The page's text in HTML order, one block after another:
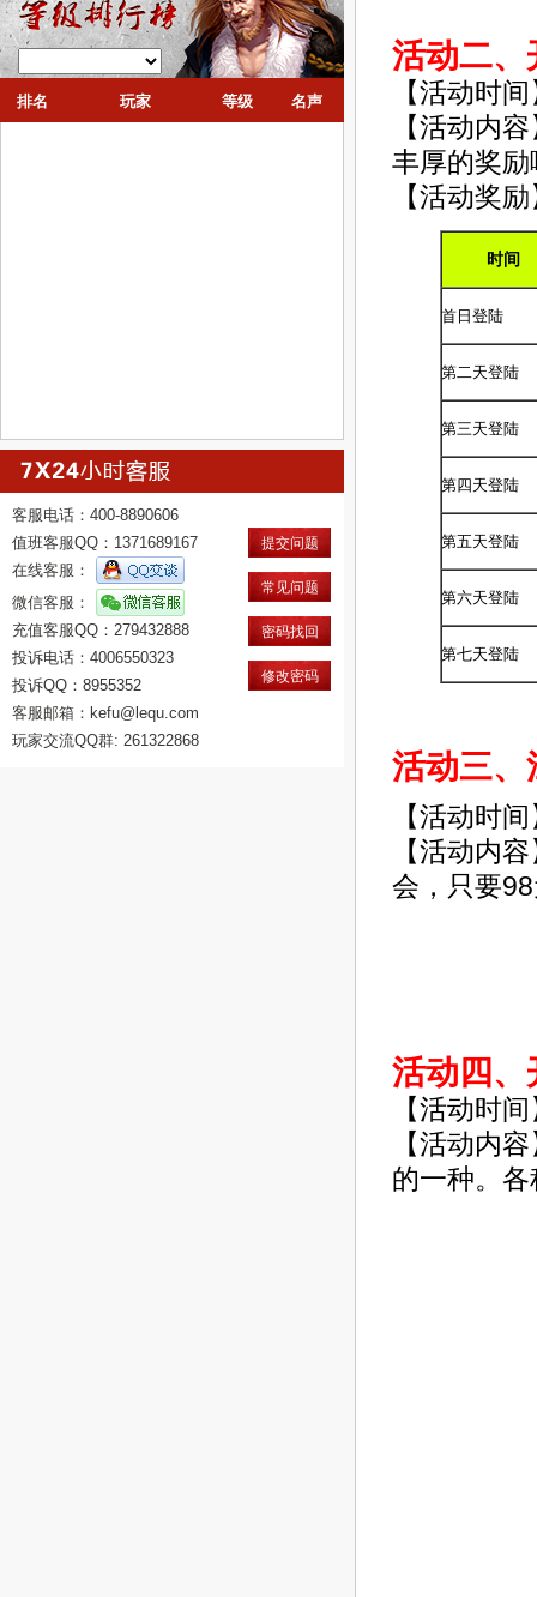
排名 玩家 等级 名声
客服电话：400-8890606
值班客服QQ：1371689167
在线客服：
微信客服：
充值客服QQ：279432888
投诉电话：4006550323
投诉QQ：8955352
客服邮箱：kefu@lequ.com
玩家交流QQ群: 261322868
提交问题
常见问题
密码找回
修改密码
活动二、
【活动时
【活动内
丰厚的奖
【活动奖
时间
首日登陆
第二天登陆
第三天登陆
第四天登陆
第五天登陆
第六天登陆
第七天登陆
活动三、
【活动时
【活动内
会，只要
活动四、
【活动时
【活动内
的一种。